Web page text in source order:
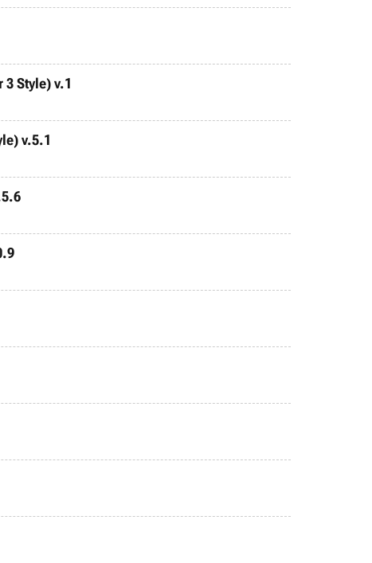
Style) v.1
v.5.1